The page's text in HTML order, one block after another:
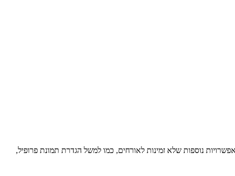
נוספות שלא זמינות לאורחים, כמו למשל הגדרת תמונת פרופיל,